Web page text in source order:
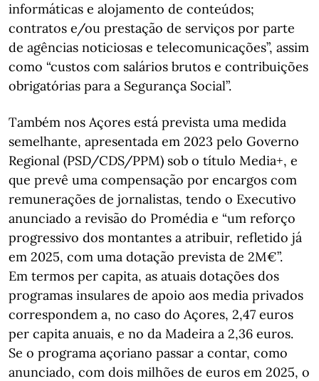
informáticas e alojamento de conteúdos;
contratos e/ou prestação de serviços por parte
de agências noticiosas e telecomunicações”, assim
como “custos com salários brutos e contribuições
obrigatórias para a Segurança Social”.
Também nos Açores está prevista uma medida
semelhante, apresentada em 2023 pelo Governo
Regional (PSD/CDS/PPM) sob o título Media+, e
que prevê uma compensação por encargos com
remunerações de jornalistas, tendo o Executivo
anunciado a revisão do Promédia e “um reforço
progressivo dos montantes a atribuir, refletido já
em 2025, com uma dotação prevista de 2M€”.
Em termos per capita, as atuais dotações dos
programas insulares de apoio aos media privados
correspondem a, no caso do Açores, 2,47 euros
per capita anuais, e no da Madeira a 2,36 euros.
Se o programa açoriano passar a contar, como
anunciado, com dois milhões de euros em 2025, o